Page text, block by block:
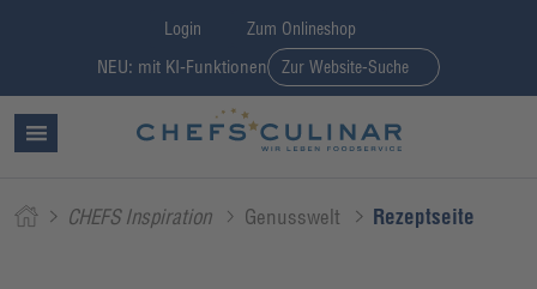
Login Zum Onlineshop
NEU: mit KI-Funktionen Zur Website-Suche
CHEFS Inspiration Genusswelt Rezeptseite